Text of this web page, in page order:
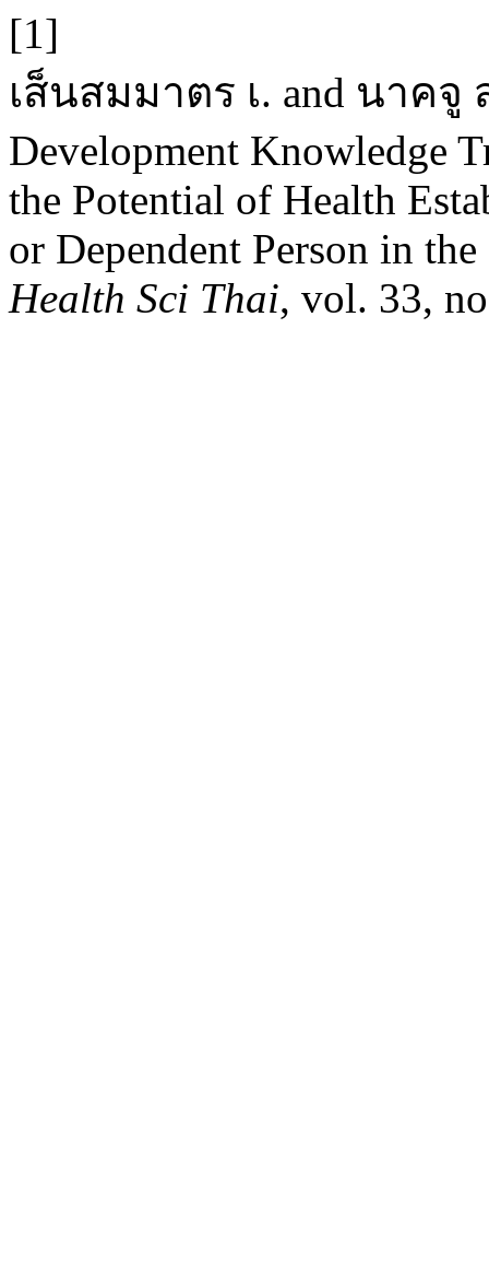
[1]
เส็นสมมาตร เ. and นาคจู
Development Knowledge
the Potential of Health
or Dependent Person in
Health Sci Thai, vol. 33,